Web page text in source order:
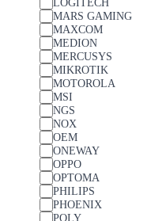
LOGITECH
MARS GAMING
MAXCOM
MEDION
MERCUSYS
MIKROTIK
MOTOROLA
MSI
NGS
NOX
OEM
ONEWAY
OPPO
OPTOMA
PHILIPS
PHOENIX
POLY